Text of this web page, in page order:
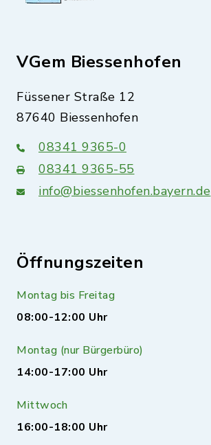
VGem Biessenhofen
Füssener Straße 12
87640 Biessenhofen
08341 9365-0
08341 9365-55
info@biessenhofen.bayern.de
Öffnungszeiten
Montag bis Freitag
08:00-12:00 Uhr
Montag (nur Bürgerbüro)
14:00-17:00 Uhr
Mittwoch
16:00-18:00 Uhr